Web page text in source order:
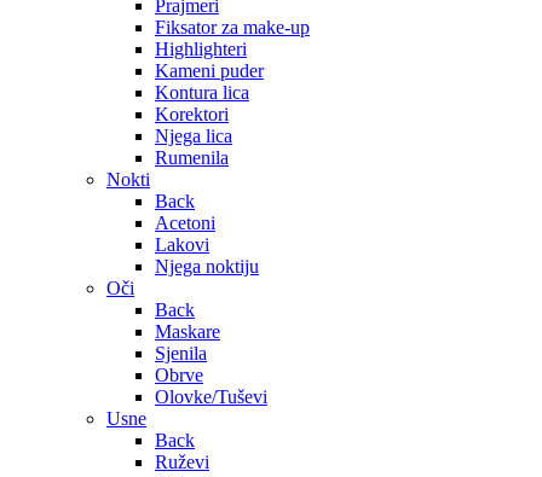
Prajmeri
Fiksator za make-up
Highlighteri
Kameni puder
Kontura lica
Korektori
Njega lica
Rumenila
Nokti
Back
Acetoni
Lakovi
Njega noktiju
Oči
Back
Maskare
Sjenila
Obrve
Olovke/Tuševi
Usne
Back
Ruževi